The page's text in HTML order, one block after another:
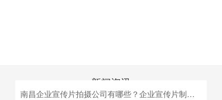
新闻资讯
南昌企业宣传片拍摄公司有哪些？企业宣传片制作公司哪家好